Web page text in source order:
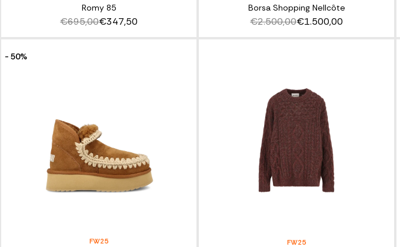
Romy 85
€695,00€347,50
Borsa Shopping Nellcôte
€2.500,00€1.500,00
- 50%
FW25 FW25